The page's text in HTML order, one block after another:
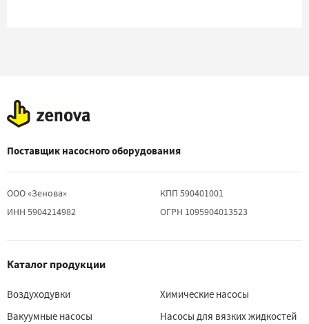
Поставщик насосного оборудования
ООО «Зенова»
ИНН 5904214982
КПП 590401001
ОГРН 1095904013523
Каталог продукции
Воздуходувки
Вакуумные насосы
Химические насосы
Насосы для вязких жидкостей